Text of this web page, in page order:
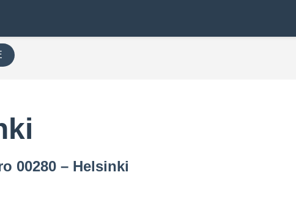
00280 – Helsinki